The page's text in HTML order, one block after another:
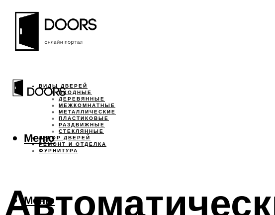
ВИДЫ ДВЕРЕЙ
ВХОДНЫЕ
ДЕРЕВЯННЫЕ
МЕЖКОМНАТНЫЕ
МЕТАЛЛИЧЕСКИЕ
ПЛАСТИКОВЫЕ
РАЗДВИЖНЫЕ
СТЕКЛЯННЫЕ
ДЕКОР ДВЕРЕЙ
РЕМОНТ И ОТДЕЛКА
ФУРНИТУРА
Меню
Меню